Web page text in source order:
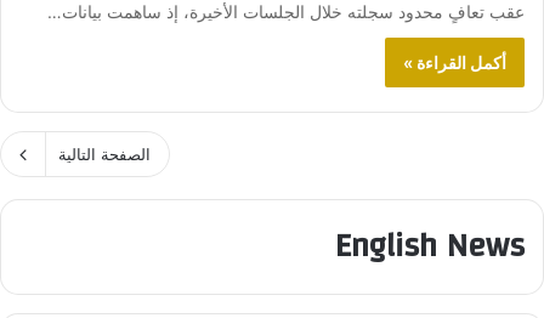
عقب تعافٍ محدود سجلته خلال الجلسات الأخيرة، إذ ساهمت بيانات…
أكمل القراءة »
الصفحة التالية
English News